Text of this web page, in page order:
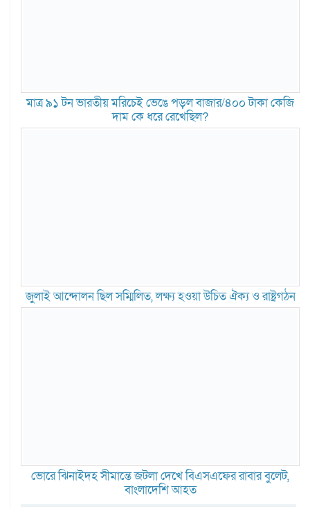
মাত্র ৯১ টন ভারতীয় মরিচেই ভেঙে পড়ল বাজার/৪০০ টাকা কেজি
দাম কে ধরে রেখেছিল?
জুলাই আন্দোলন ছিল সম্মিলিত, লক্ষ্য হওয়া উচিত ঐক্য ও রাষ্ট্রগঠন
ভোরে ঝিনাইদহ সীমান্তে জটলা দেখে বিএসএফের রাবার বুলেট,
বাংলাদেশি আহত